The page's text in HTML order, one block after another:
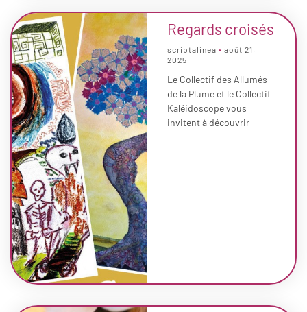
Regards croisés
scriptalinea
août 21,
2025
Le Collectif des Allumés
de la Plume et le Collectif
Kaléidoscope vous
invitent à découvrir